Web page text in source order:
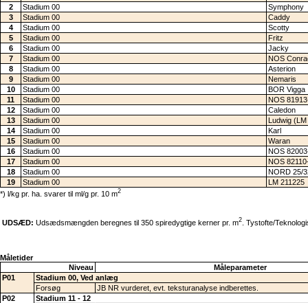
2 Stadium 00
Symphony
3
Stadium 00
Caddy
4
Stadium 00
Scotty
5
Stadium 00
Fritz
6
Stadium 00
Jacky
7
Stadium 00
NOS
8
Stadium 00
Asterion
9
Stadium 00
Nemaris
10
Stadium 00
BOR Vigga
11
Stadium 00
NOS
12
Stadium 00
Caledon
13
Stadium 00
Ludwig (LM
14
Stadium 00
Karl
15
Stadium 00
Waran
16
Stadium 00
NOS
17
Stadium 00
NOS
18
Stadium 00
NORD 25/
19
Stadium 00
LM 211225
*) l/kg pr. ha. svarer til ml/g pr. 10 m2
UDSÆD: Udsædsmængden beregnes til 350 spiredygtige kerner pr. m2 . Tystofte/
Måletider
Niveau
Måleparameter
P01
Stadium 00, Ved anlæg
Forsøg
JB NR vurderet, evt. teksturanalyse indberettes.
P02
Stadium 11 - 12